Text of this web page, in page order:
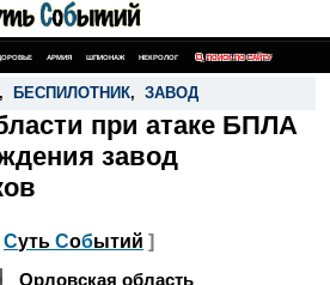
АРМИЯ ШПИОНАЖ НЕКРОЛОГ ПОИСК ПО САЙТУ
, БЕСПИЛОТНИК, ЗАВОД
при атаке БПЛА
завод
Суть Событий ]
Орловская область